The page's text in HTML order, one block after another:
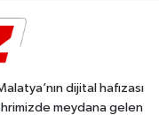
dijital hafızası
meydana gelen